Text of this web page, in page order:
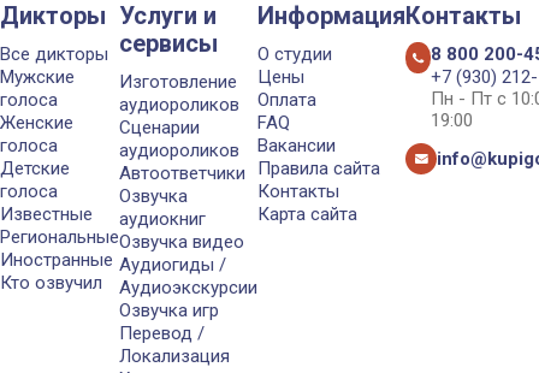
Дикторы
Все дикторы
Мужские
голоса
Женские
голоса
Детские
голоса
Известные
Региональные
Иностранные
Кто озвучил
Услуги и
сервисы
Изготовление
аудиороликов
Сценарии
аудиороликов
Автоответчики
Озвучка
аудиокниг
Озвучка видео
Аудиогиды /
Аудиоэкскурсии
Озвучка игр
Перевод /
Локализация
Информация
О студии
Цены
Оплата
FAQ
Вакансии
Правила сайта
Контакты
Карта сайта
Контакты
8 800 200-
+7 (930)
Пн - Пт с
19:00